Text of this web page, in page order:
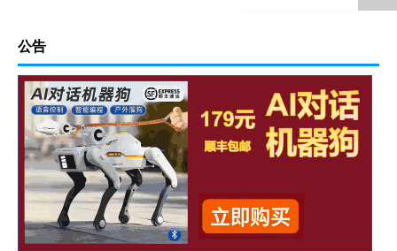
公告